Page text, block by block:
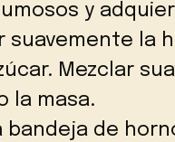
y
suavemente la
Mezclar
la masa.
bandeja de